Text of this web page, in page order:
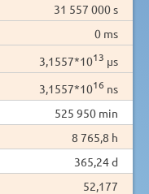
31 557 000 s
0 ms
3,1557*1013 µs
3,1557*1016 ns
525 950 min
8 765,8 h
365,24 d
52,177